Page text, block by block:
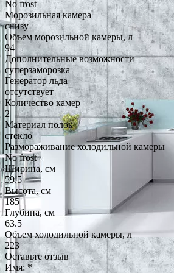
No frost
Морозильная камера
снизу
Объем морозильной камеры, л
94
Дополнительные возможности
суперзаморозка
Генератор льда
отсутствует
Количество камер
2
Материал полок
стекло
Размораживание холодильной камеры
No frost
Ширина, см
59.5
Высота, см
185
Глубина, см
63.5
Объем холодильной камеры, л
223
Оставьте отзыв
Имя:*